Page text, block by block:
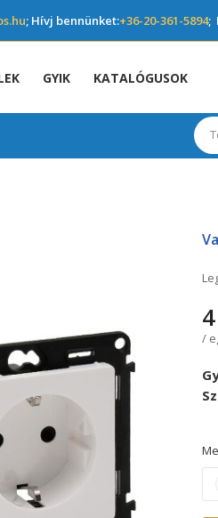
; Hívj bennünket:+36-20-361-5894;
GYIK KATALÓGUSOK
/